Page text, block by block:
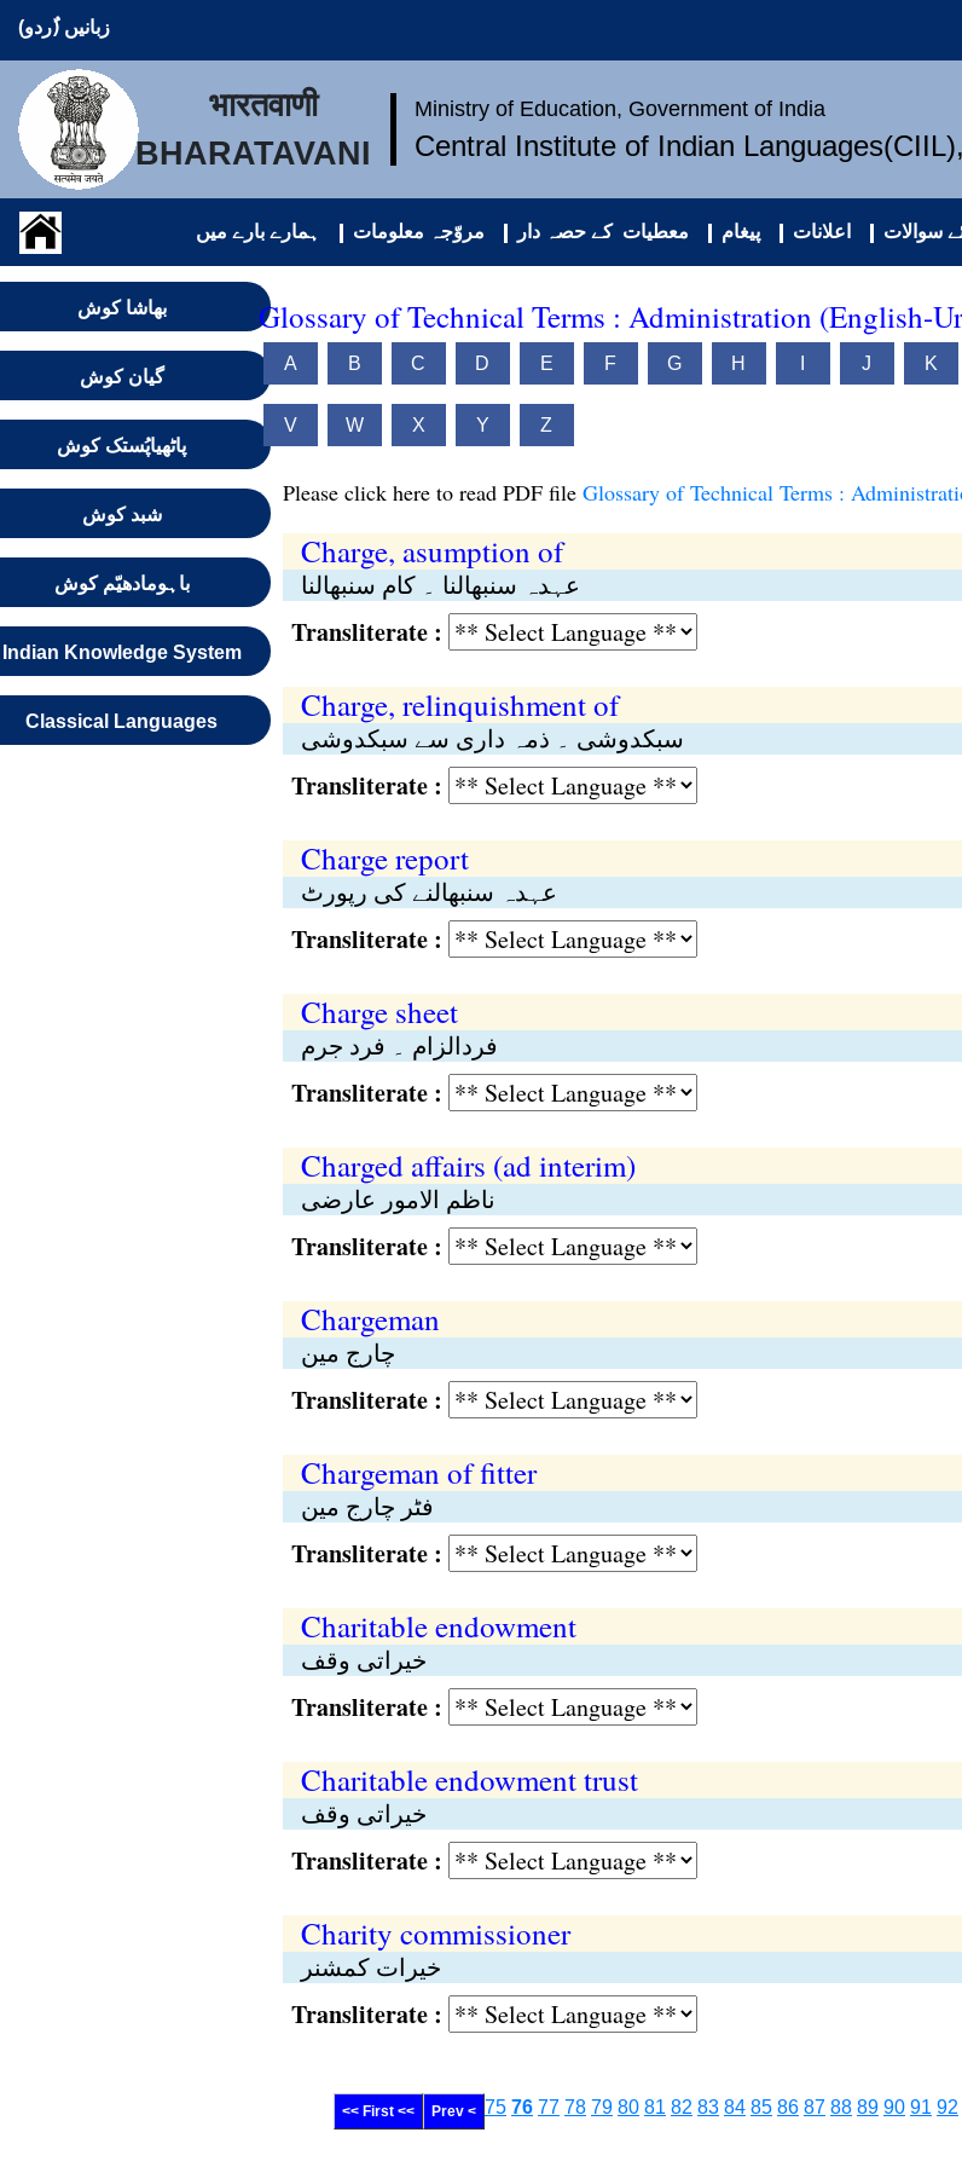
زبانیں (ُردو)
भारतवाणी
BHARATAVANI
Ministry of Education, Government of India
Central Institute of Indian
ہمارے بارے میں مروّجہ معلومات معطیات کے حصہ دار پیغام اعلانات سوالات
بھاشا کوش
گیان کوش
پاٹھیاپُستک کوش
شبد کوش
باہومادھیّم کوش
Indian Knowledge System
Classical Languages
Glossary of Technical Terms : Administration (English-
A B C D E F G H J K
V W X Y Z
Please click here to read PDF file Glossary of Technical Terms :
Charge, asumption of
عہدہ سنبھالنا ۔ کام سنبھالنا
Transliterate :
Charge, relinquishment of
سبکدوشی ۔ ذمہ داری سے سبکدوشی
Transliterate :
Charge report
عہدہ سنبھالنے کی رپورٹ
Transliterate :
Charge sheet
فردالزام ۔ فرد جرم
Transliterate :
Charged affairs (ad interim)
ناظم الامور عارضی
Transliterate :
Chargeman
چارج مین
Transliterate :
Chargeman of fitter
فٹر چارج مین
Transliterate :
Charitable endowment
خیراتی وقف
Transliterate :
Charitable endowment trust
خیراتی وقف
Transliterate :
Charity commissioner
خیرات کمشنر
Transliterate :
<< First << Prev < 75 76 77 78 79 80 81 82 83 84 85 86 87 88 89 90 91 92